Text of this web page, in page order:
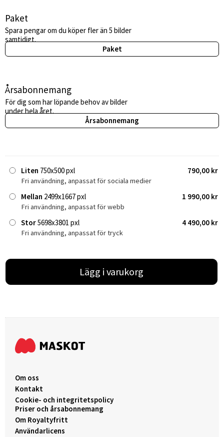
Paket
Spara pengar om du köper fler än 5 bilder
samtidigt.
Paket
Årsabonnemang
För dig som har löpande behov av bilder
under hela året.
Årsabonnemang
Liten 750x500 pxl 790,00 kr
Fri användning, anpassat för sociala medier
Mellan 2499x1667 pxl 1 990,00 kr
Fri användning, anpassat för webb
Stor5698x3801 pxl 4 490,00 kr
Fri användning, anpassat för tryck
Lägg i varukorg
Om oss
Kontakt
Cookie- och integritetspolicy
Priser och årsabonnemang
Om Royaltyfritt
Användarlicens